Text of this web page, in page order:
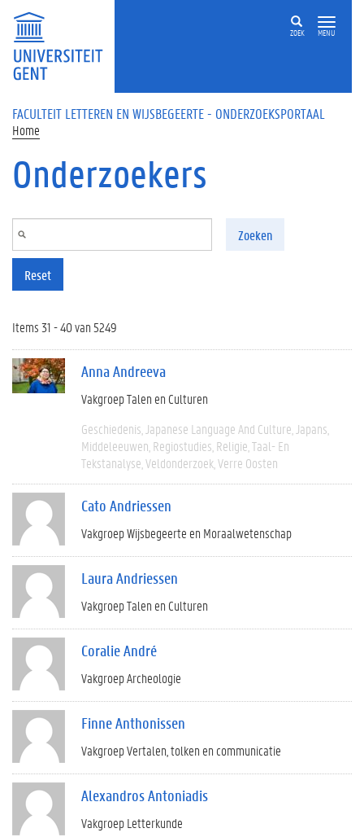
Overslaan en naar de inhoud gaan
ZOEK MENU
FACULTEIT LETTEREN EN WIJSBEGEERTE - ONDERZOEKSPORTAAL
Home
Onderzoekers
Zoeken
Reset
Items 31 - 40 van 5249
Anna Andreeva
Vakgroep Talen en Culturen
Geschiedenis Japanese Language And Culture Japans
Middeleeuwen Regiostudies Religie Taal- En
Tekstanalyse Veldonderzoek Verre Oosten
Cato Andriessen
Vakgroep Wijsbegeerte en Moraalwetenschap
Laura Andriessen
Vakgroep Talen en Culturen
Coralie André
Vakgroep Archeologie
Finne Anthonissen
Vakgroep Vertalen, tolken en communicatie
Alexandros Antoniadis
Vakgroep Letterkunde